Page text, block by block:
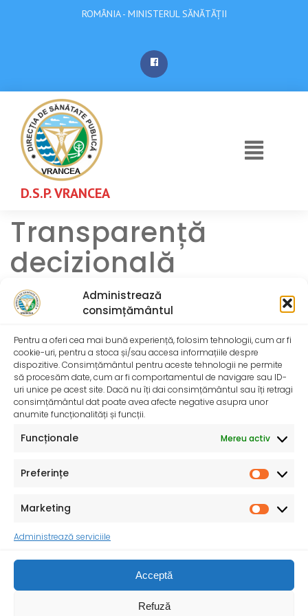
Administrează
consimțământul
Pentru a oferi cea mai bună experiență, folosim tehnologii, cum ar fi
cookie-uri, pentru a stoca și/sau accesa informațiile despre
dispozitive. Consimțământul pentru aceste tehnologii ne permite
să procesăm date, cum ar fi comportamentul de navigare sau ID-
uri unice pe acest site. Dacă nu îți dai consimțământul sau îți retragi
consimțământul dat poate avea afecte negative asupra unor
anumite funcționalități și funcții.
Funcționale Mereu activ
Preferințe
Marketing
Administrează serviciile
Acceptă
Refuză
ROMÂNIA - MINISTERUL SĂNĂTĂȚII
D.S.P. VRANCEA
Transparență
decizională
Home Transparență decizională
Last Updated on 11/05/2020 byadmin
Ministerul Sănătății
MINISTERUL SĂNĂTĂȚII - DIRECȚIA DE SĂNĂTATE